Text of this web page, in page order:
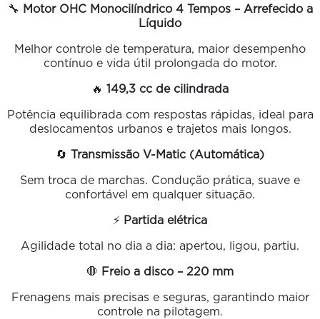
🔧 Motor OHC Monocilíndrico 4 Tempos – Arrefecido a
Líquido
Melhor controle de temperatura, maior desempenho
contínuo e vida útil prolongada do motor.
🔥 149,3 cc de cilindrada
Potência equilibrada com respostas rápidas, ideal para
deslocamentos urbanos e trajetos mais longos.
🔄 Transmissão V-Matic (Automática)
Sem troca de marchas. Condução prática, suave e
confortável em qualquer situação.
⚡ Partida elétrica
Agilidade total no dia a dia: apertou, ligou, partiu.
🛑 Freio a disco – 220 mm
Frenagens mais precisas e seguras, garantindo maior
controle na pilotagem.